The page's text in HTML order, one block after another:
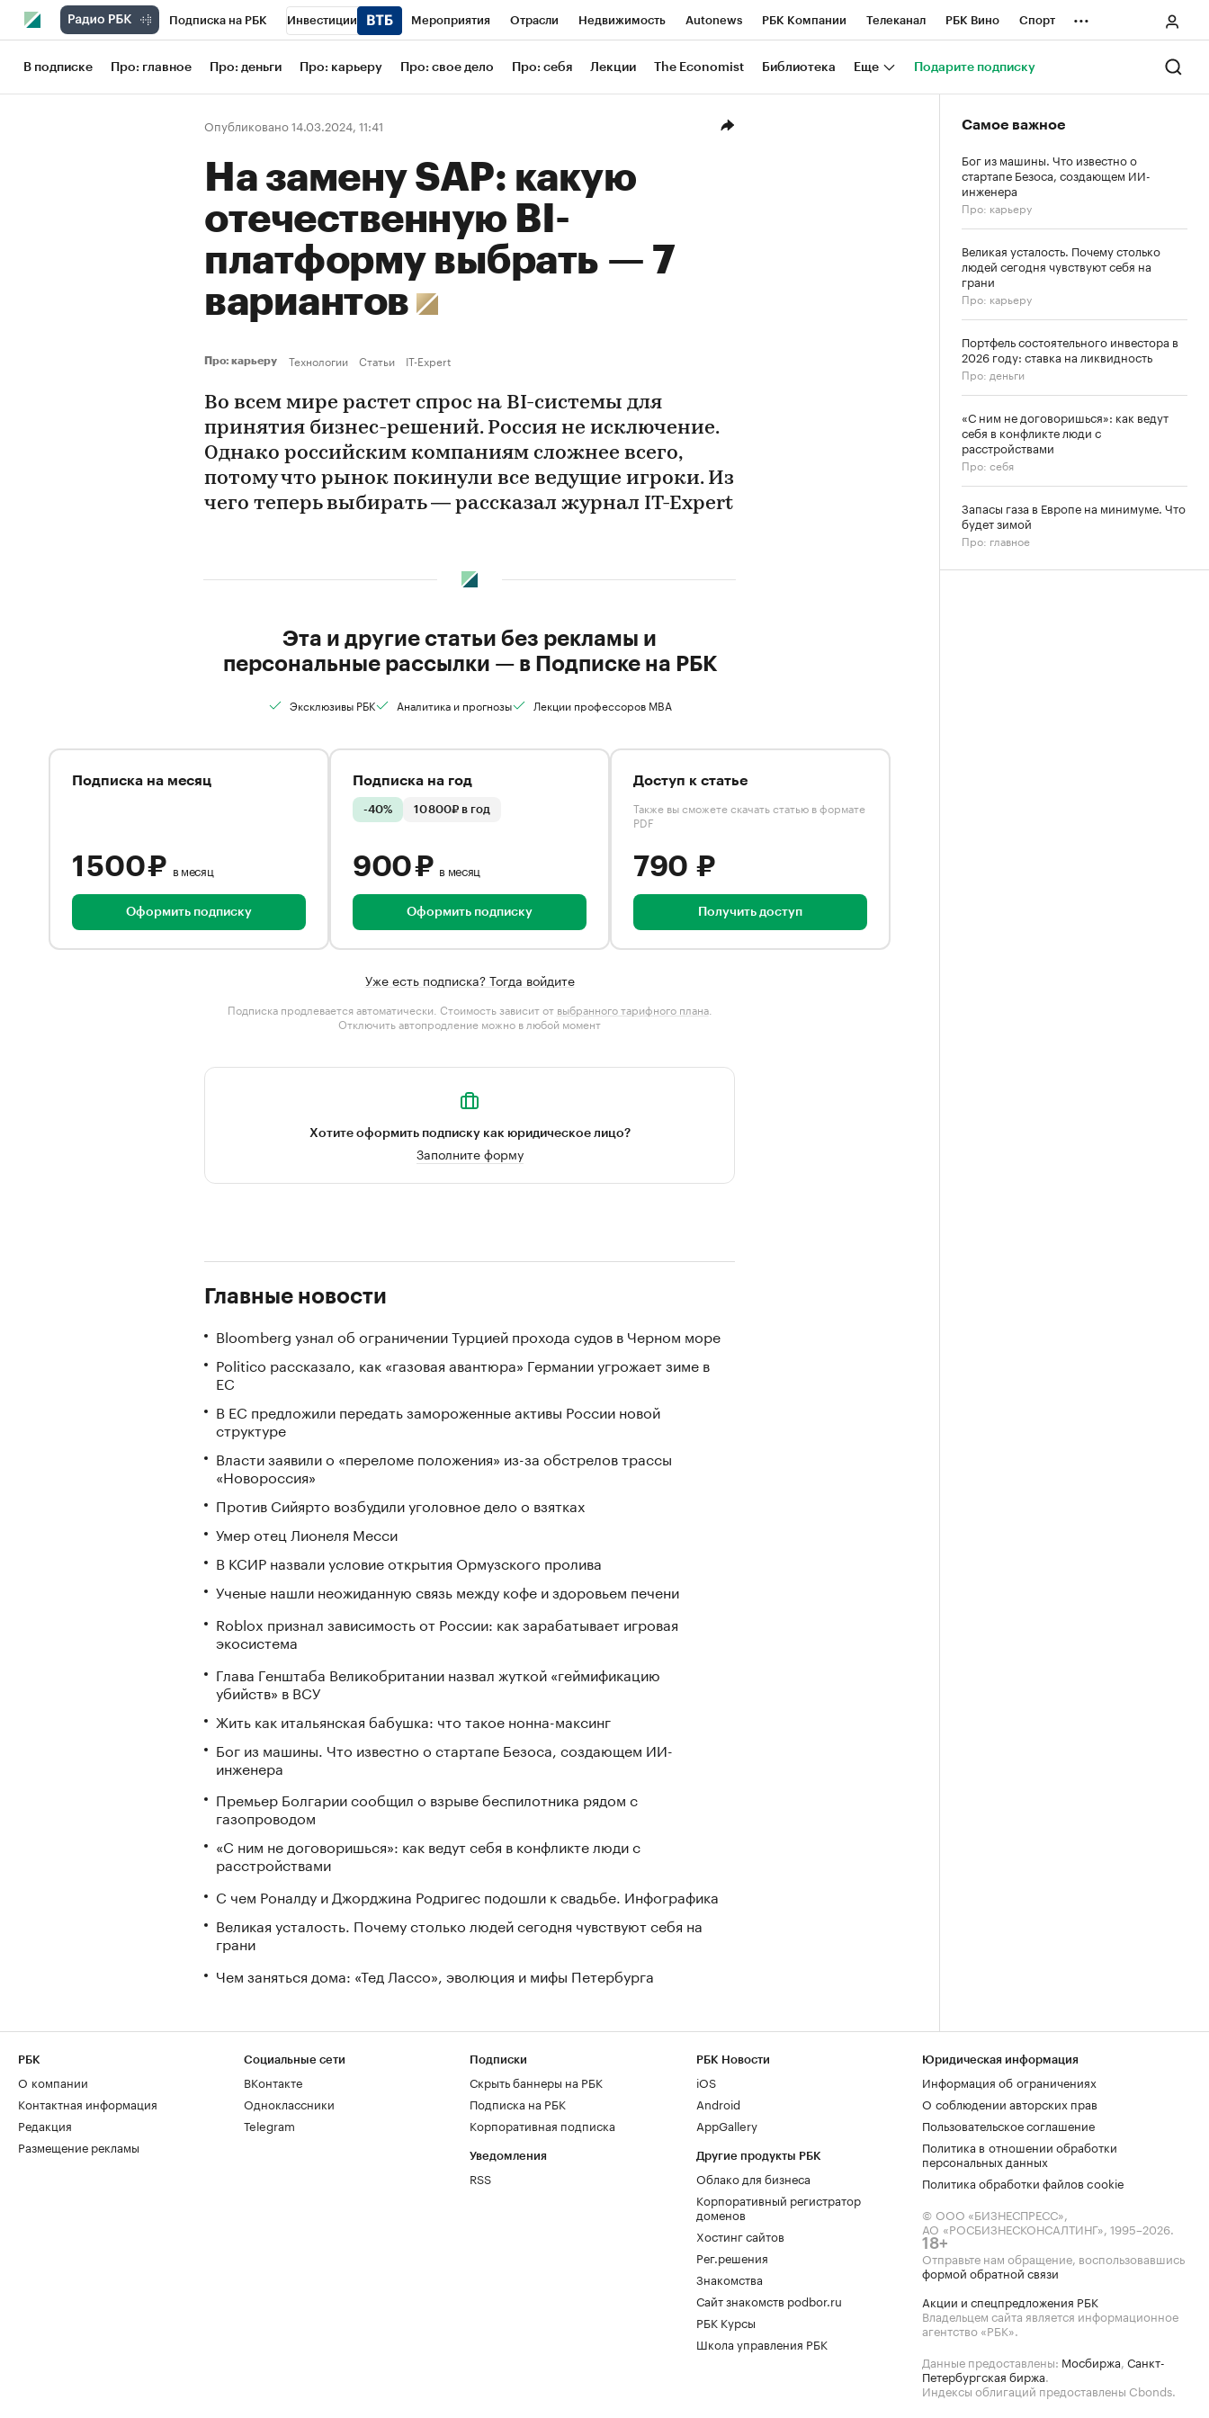
Подписка на РБК Инвестиции Мероприятия Отрасли Недвижимость Autonews РБК Компании Телеканал РБК Вино Спорт
Школа управления РБК РБК Образование РБК Life Тренды Визионеры Национальные проекты Город
Рынок наличной валюты
...
В подписке Про: главное Про: деньги Про: карьеру Про: свое дело Про: себя Лекции The Economist Библиотека Еще Подарите подписку
Опубликовано 14.03.2024, 11:41
На замену SAP: какую
отечественную BI-
платформу выбрать — 7
вариантов
Про: карьеру Технологии Статьи IT-Expert
Во всем мире растет спрос на BI-системы для
принятия бизнес-решений. Россия не исключение.
Однако российским компаниям сложнее всего,
потому что рынок покинули все ведущие игроки. Из
чего теперь выбирать — рассказал журнал IT-Expert
Эта и другие статьи без рекламы и
персональные рассылки — в Подписке на РБК
Эксклюзивы РБК Аналитика и прогнозы Лекции профессоров MBA
Подписка на месяц
1 500 ₽ в месяц
Оформить подписку
Подписка на год
-40% 10 800₽ в год
900 ₽ в месяц
Оформить подписку
Доступ к статье
Также вы сможете скачать статью в формате
PDF
790 ₽
Получить доступ
Уже есть подписка? Тогда войдите
Подписка продлевается автоматически. Стоимость зависит от выбранного тарифного плана.
Отключить автопродление можно в любой момент
Хотите оформить подписку как юридическое лицо?
Заполните форму
Главные новости
Bloomberg узнал об ограничении Турцией прохода судов в Черном море
Politico рассказало, как «газовая авантюра» Германии угрожает зиме в
ЕС
В ЕС предложили передать замороженные активы России новой
структуре
Власти заявили о «переломе положения» из-за обстрелов трассы
«Новороссия»
Против Сийярто возбудили уголовное дело о взятках
Умер отец Лионеля Месси
В КСИР назвали условие открытия Ормузского пролива
Ученые нашли неожиданную связь между кофе и здоровьем печени
Roblox признал зависимость от России: как зарабатывает игровая
экосистема
Глава Генштаба Великобритании назвал жуткой «геймификацию
убийств» в ВСУ
Жить как итальянская бабушка: что такое нонна-максинг
Бог из машины. Что известно о стартапе Безоса, создающем ИИ-
инженера
Премьер Болгарии сообщил о взрыве беспилотника рядом с
газопроводом
«С ним не договоришься»: как ведут себя в конфликте люди с
расстройствами
С чем Роналду и Джорджина Родригес подошли к свадьбе. Инфографика
Великая усталость. Почему столько людей сегодня чувствуют себя на
грани
Чем заняться дома: «Тед Лассо», эволюция и мифы Петербурга
Самое важное
Бог из машины. Что известно о
стартапе Безоса, создающем ИИ-
инженера
Про: карьеру
Великая усталость. Почему столько
людей сегодня чувствуют себя на
грани
Про: карьеру
Портфель состоятельного инвестора в
2026 году: ставка на ликвидность
Про: деньги
«С ним не договоришься»: как ведут
себя в конфликте люди с
расстройствами
Про: себя
Запасы газа в Европе на минимуме. Что
будет зимой
Про: главное
РБК
О компании
Контактная информация
Редакция
Размещение рекламы
Социальные сети
ВКонтакте
Одноклассники
Telegram
Подписки
Скрыть баннеры на РБК
Подписка на РБК
Корпоративная подписка
Уведомления
RSS
РБК Новости
iOS
Android
AppGallery
Другие продукты РБК
Облако для бизнеса
Корпоративный регистратор
доменов
Хостинг сайтов
Рег.решения
Знакомства
Сайт знакомств podbor.ru
РБК Курсы
Школа управления РБК
Юридическая информация
Информация об ограничениях
О соблюдении авторских прав
Пользовательское соглашение
Политика в отношении обработки
персональных данных
Политика обработки файлов cookie
© ООО «БИЗНЕСПРЕСС»,
АО «РОСБИЗНЕСКОНСАЛТИНГ», 1995–2026.
18+
Отправьте нам обращение, воспользовавшись
формой обратной связи
Акции и спецпредложения РБК
Владельцем сайта является информационное
агентство «РБК».
Данные предоставлены: Мосбиржа, Санкт-
Петербургская биржа.
Индексы облигаций предоставлены Cbonds.